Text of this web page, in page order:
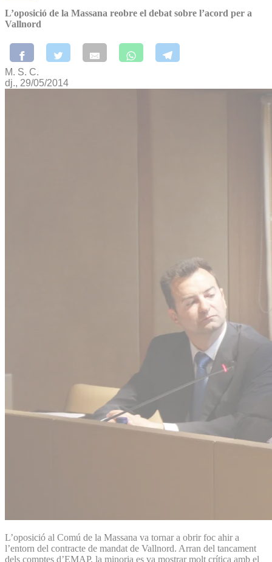
L’oposició de la Massana reobre el debat sobre l’acord per a
Vallnord
M. S. C.
dj., 29/05/2014
L’oposició al Comú de la Massana va tornar a obrir foc ahir a
l’entorn del contracte de mandat de Vallnord. Arran del tancament
dels comptes d’EMAP, la minoria es va mostrar molt crítica amb el